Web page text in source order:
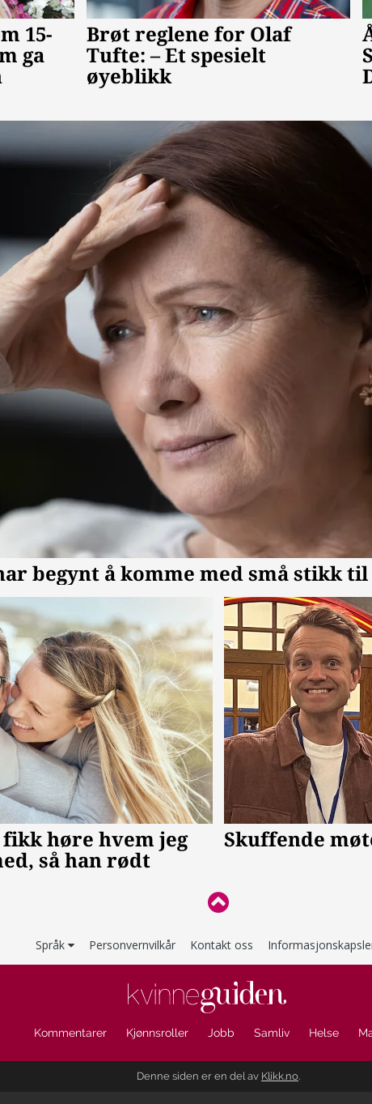
Språk Personvernvilkår Kontakt oss
Kommentarer Kjønnsroller Jobb Samliv Helse
Denne siden er en del av Klikk.no.